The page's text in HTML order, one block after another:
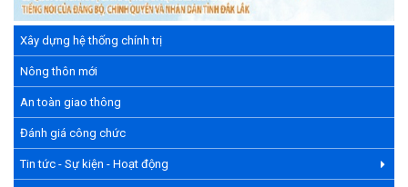
Xây dựng hệ thống chính trị
Nông thôn mới
An toàn giao thông
Đánh giá công chức
Tin tức - Sự kiện - Hoạt động